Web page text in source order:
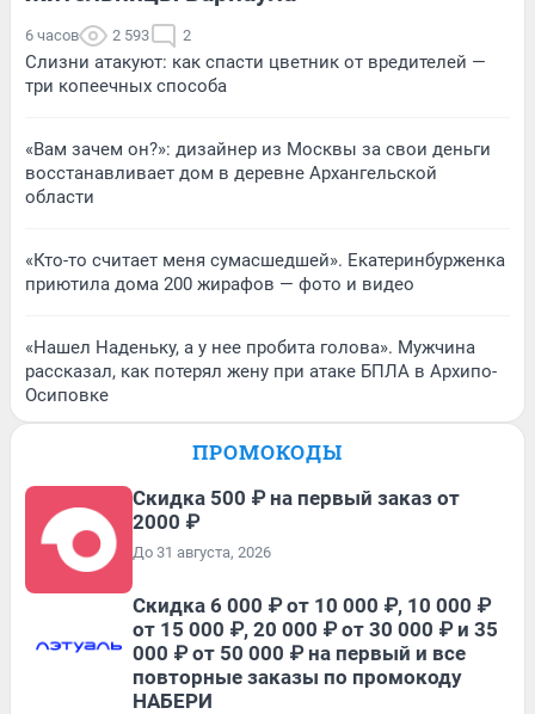
6 часов 2 593 2
Слизни атакуют: как спасти цветник от вредителей —
три копеечных способа
«Вам зачем он?»: дизайнер из Москвы за свои деньги
восстанавливает дом в деревне Архангельской
области
«Кто-то считает меня сумасшедшей». Екатеринбурженка
приютила дома 200 жирафов — фото и видео
«Нашел Наденьку, а у нее пробита голова». Мужчина
рассказал, как потерял жену при атаке БПЛА в Архипо-
Осиповке
ПРОМОКОДЫ
Скидка 500 ₽ на первый заказ от
2000 ₽
До 31 августа, 2026
Скидка 6 000 ₽ от 10 000 ₽, 10 000 ₽
от 15 000 ₽, 20 000 ₽ от 30 000 ₽ и 35
000 ₽ от 50 000 ₽ на первый и все
повторные заказы по промокоду
НАБЕРИ